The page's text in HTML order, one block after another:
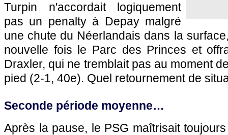
Turpin n'accordait logiquement
pas un penalty à Depay malgré
une chute du Néerlandais dans la
nouvelle fois le Parc des Princes et
Draxler, qui ne tremblait pas au moment
pied (2-1, 40e). Quel retournement de
Seconde période moyenne…
Après la pause, le PSG maîtrisait